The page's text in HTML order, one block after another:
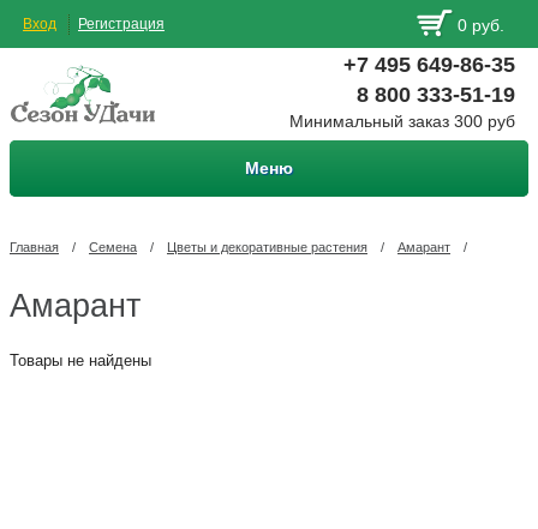
Вход Регистрация 0 руб.
+7 495 649-86-35
8 800 333-51-19
Минимальный заказ 300 руб
Меню
Главная / Семена / Цветы и декоративные растения / Амарант /
Амарант
Товары не найдены